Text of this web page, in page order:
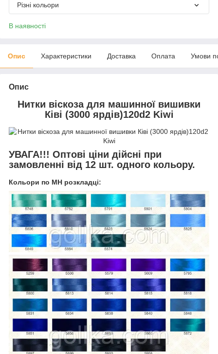
Різні кольори
В наявності
Опис Характеристики Доставка Оплата Умови
Опис
Нитки віскоза для машинної вишивки
Ківі (3000 ярдів)120d2 Kiwi
УВАГА!!! Оптові ціни дійсні при
замовленні від 12 шт. одного кольору.
Кольори по MH розкладці: